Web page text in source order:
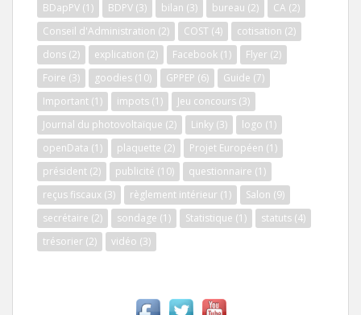
BDapPV (1) BDPV (3) bilan (3) bureau (2) CA (2)
Conseil d'Administration (2) COST (4) cotisation (2)
dons (2) explication (2) Facebook (1) Flyer (2)
Foire (3) goodies (10) GPPEP (6) Guide (7)
Important (1) impots (1) Jeu concours (3)
Journal du photovoltaïque (2) Linky (3) logo (1)
openData (1) plaquette (2) Projet Européen (1)
président (2) publicité (10) questionnaire (1)
reçus fiscaux (3) règlement intérieur (1) Salon (9)
secrétaire (2) sondage (1) Statistique (1) statuts (4)
trésorier (2) vidéo (3)